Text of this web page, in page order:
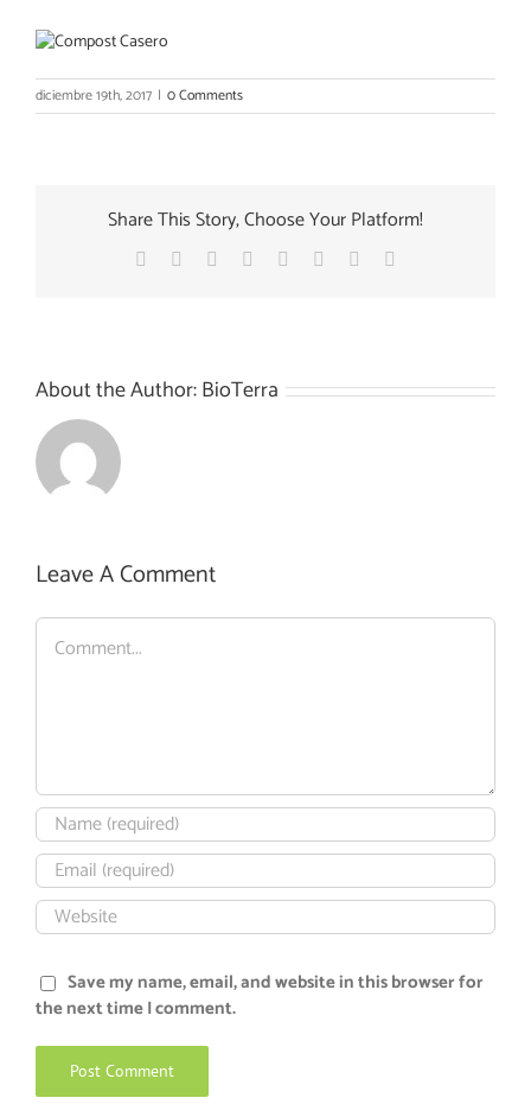
diciembre 19th, 2017 | 0 Comments
Share This Story, Choose Your Platform!
Facebook Reddit LinkedIn
TumblrPinterest
About the Author:BioTerra
Leave A Comment
Comment
Save my name, email, and website in this browser for
the next time I comment.